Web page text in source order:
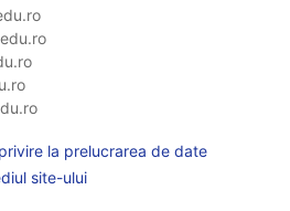
la prelucrarea de date
site-ului